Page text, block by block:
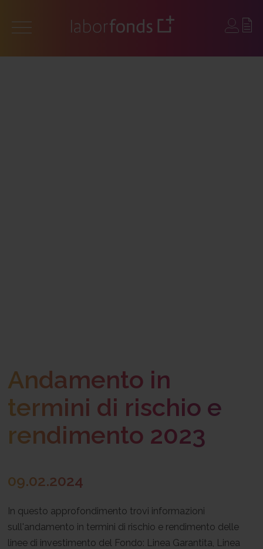
Andamento in
termini di rischio e
rendimento 2023
09.02.2024
In questo approfondimento trovi informazioni
sull'andamento in termini di rischio e rendimento delle
linee di investimento del Fondo: Linea Garantita, Linea